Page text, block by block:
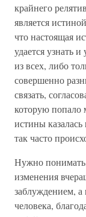
крайнего
является
что настоящая
удается узнать
из всех, либо
совершенно
связать,
которую попало
истины
так часто
Нужно
изменения
заблуждением, а
человека,